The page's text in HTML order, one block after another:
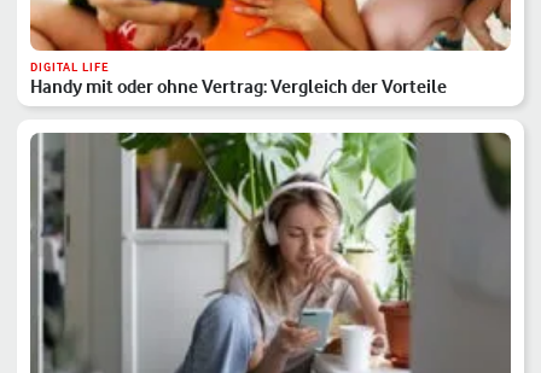
DIGITAL LIFE
Handy mit oder ohne Vertrag: Vergleich der Vorteile